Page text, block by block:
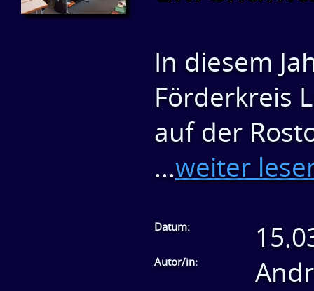
In diesem
Förderkreis
auf der
...weiter
Datum:
Autor/in: